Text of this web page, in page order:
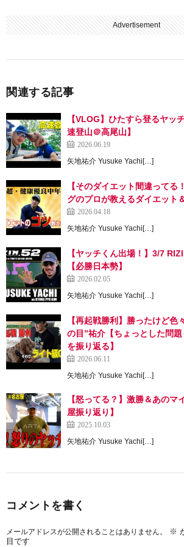
Advertisement
関連する記事
【VLOG】ひたすら登るヤッ
速登山＠高尾山】
2026.06.19
矢地祐介 Yusuke Yachi[…]
【そのダイエット間違ってる
グのプロが教えるダイエット
2026.04.18
矢地祐介 Yusuke Yachi[…]
【ヤッチくん出場！】3/7
【必勝日本勢】
2026.02.05
矢地祐介 Yusuke Yachi[…]
【再起戦勝利】勝ったけど色
の目”祐介【ちょっとした問
を振り返る】
2026.06.11
矢地祐介 Yusuke Yachi[…]
【怒ってる？】激勝＆あのマ
屋振り返り】
2025.10.03
矢地祐介 Yusuke Yachi[…]
コメントを書く
メールアドレスが公開されることはありません。 ※
目です